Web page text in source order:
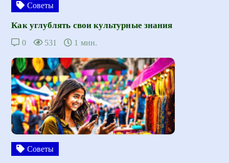
Советы
Как углублять свои культурные знания
0 531 1 мин.
Советы